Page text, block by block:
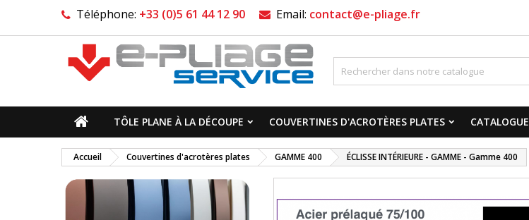
Téléphone: +33 (0)5 61 44 12 90 Email: contact@e-pliage.fr
TÔLE PLANE À LA DÉCOUPE COUVERTINES D'ACROTÈRES PLATES CATALOGUE
Accueil Couvertines d'acrotères plates GAMME 400 ÉCLISSE INTÉRIEURE - GAMME - Gamme 400